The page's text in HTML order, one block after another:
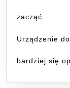
zacząć
Urządzenie
bardziej się